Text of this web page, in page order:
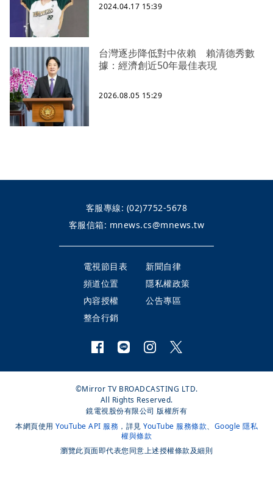
2024.04.17 15:39
台灣逐步降低對中依賴 賴清德秀數
據：經濟創近50年最佳表現
2026.08.05 15:29
客服專線: (02)7752-5678
客服信箱: mnews.cs@mnews.tw
電視節目表
新聞自律
頻道位置
隱私權政策
內容授權
公告專區
整合行銷
©Mirror TV BROADCASTING LTD.
All Rights Reserved.
鏡電視股份有限公司 版權所有
本網頁使用 YouTube API 服務 ，詳見 YouTube 服務條款、 Google 隱私
權與條款
瀏覽此頁面即代表您同意上述授權條款及細則